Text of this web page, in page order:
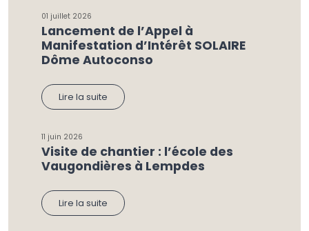
01 juillet 2026
Lancement de l’Appel à
Manifestation d’Intérêt SOLAIRE
Dôme Autoconso
Lire la suite
11 juin 2026
Visite de chantier : l’école des
Vaugondières à Lempdes
Lire la suite